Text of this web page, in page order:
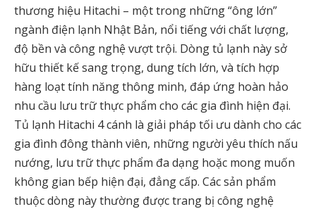
thương hiệu Hitachi – một trong những “ông lớn”
ngành điện lạnh Nhật Bản, nổi tiếng với chất lượng,
độ bền và công nghệ vượt trội. Dòng tủ lạnh này sở
hữu thiết kế sang trọng, dung tích lớn, và tích hợp
hàng loạt tính năng thông minh, đáp ứng hoàn hảo
nhu cầu lưu trữ thực phẩm cho các gia đình hiện đại.
Tủ lạnh Hitachi 4 cánh là giải pháp tối ưu dành cho các
gia đình đông thành viên, những người yêu thích nấu
nướng, lưu trữ thực phẩm đa dạng hoặc mong muốn
không gian bếp hiện đại, đẳng cấp. Các sản phẩm
thuộc dòng này thường được trang bị công nghệ